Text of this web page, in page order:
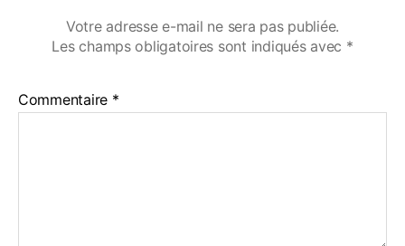
Votre adresse e-mail ne sera pas publiée.
Les champs obligatoires sont indiqués avec *
Commentaire *